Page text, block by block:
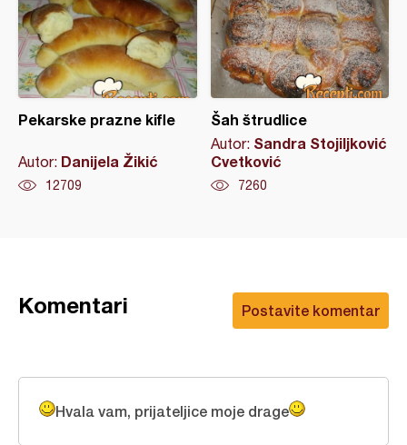
Pekarske prazne kifle
Autor: Danijela Žikić
12709
Šah štrudlice
Autor: Sandra Stojiljković
Cvetković
7260
Postavite komentar
Komentari
Hvala vam, prijateljice moje drage